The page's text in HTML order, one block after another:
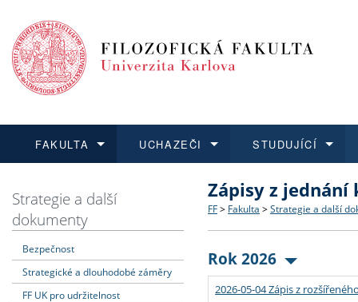
FAKULTA
Dozvědět se více
Struktura a historie
Strategie a další
Podpora a benefity pro
UCHAZEČI
Podat přihlášku
Co studovat a jak se
Učitelské studijní
Informace k průběhu
STUDUJÍCÍ
Dozvědět se více
Bakalářské a magisterské
Doktorské studium
Rigorózní řízení
Dozvědět se více
O vědě a výzkumu na FF
Akademické kvalifikace
Granty a projekty
Dozvědět se více
Aktuální nabídky a
Vyjíždějící studenti
Přijíždějící studenti
Strategie a další
dokumenty
Bezpečnost
Strategické a dlouhodobé záměry
FF UK pro udržitelnost
Zápisy z jednání
FF > Fakulta > Strategie a další
Rok 2026
2026-05-04 Zápis z